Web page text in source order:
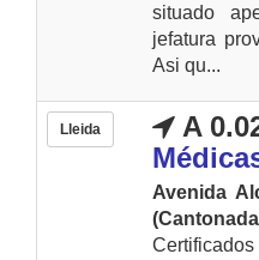
situado
jefatura
Asi qu...
Lleida A
Avenida